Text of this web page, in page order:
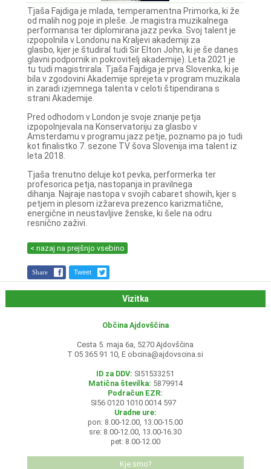
Tjaša Fajdiga je mlada, temperamentna Primorka, ki že
od malih nog poje in pleše. Je magistra muzikalnega
performansa ter diplomirana jazz pevka. Svoj talent je
izpopolnila v Londonu na Kraljevi akademiji za
glasbo, kjer je študiral tudi Sir Elton John, ki je še danes
glavni podpornik in pokrovitelj akademije). Leta 2021 je
tu tudi magistrirala. Tjaša Fajdiga je prva Slovenka, ki je
bila v zgodovini Akademije sprejeta v program muzikala
in zaradi izjemnega talenta v celoti štipendirana s
strani Akademije.
Pred odhodom v London je svoje znanje petja
izpopolnjevala na Konservatoriju za glasbo v
Amsterdamu v programu jazz petje, poznamo pa jo tudi
kot finalistko 7. sezone TV šova Slovenija ima talent iz
leta 2018.
Tjaša trenutno deluje kot pevka, performerka ter
profesorica petja, nastopanja in pravilnega
dihanja. Najraje nastopa v svojih cabaret showih, kjer s
petjem in plesom izžareva prezenco karizmatične,
energične in neustavljive ženske, ki šele na odru
resnično zaživi.
< nazaj na prejšnjo vsebino
Share Tweet
Vizitka
Občina Ajdovščina
Cesta 5. maja 6a, 5270 Ajdovščina
T 05 365 91 10, E obcina@ajdovscina.si
ID za DDV: SI51533251
Matična številka: 5879914
Podračun EZR:
SI56 0120 1010 0014 597
Uradne ure:
pon: 8.00-12.00, 13.00-15.00
sre: 8.00-12.00, 13.00-16.30
pet: 8.00-12.00
Kje smo?